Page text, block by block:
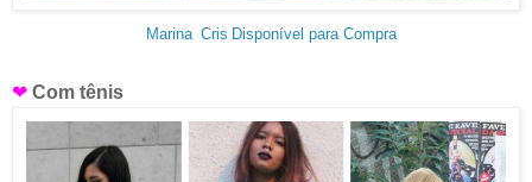
Marina Cris Disponível para Compra
❤ Com tênis